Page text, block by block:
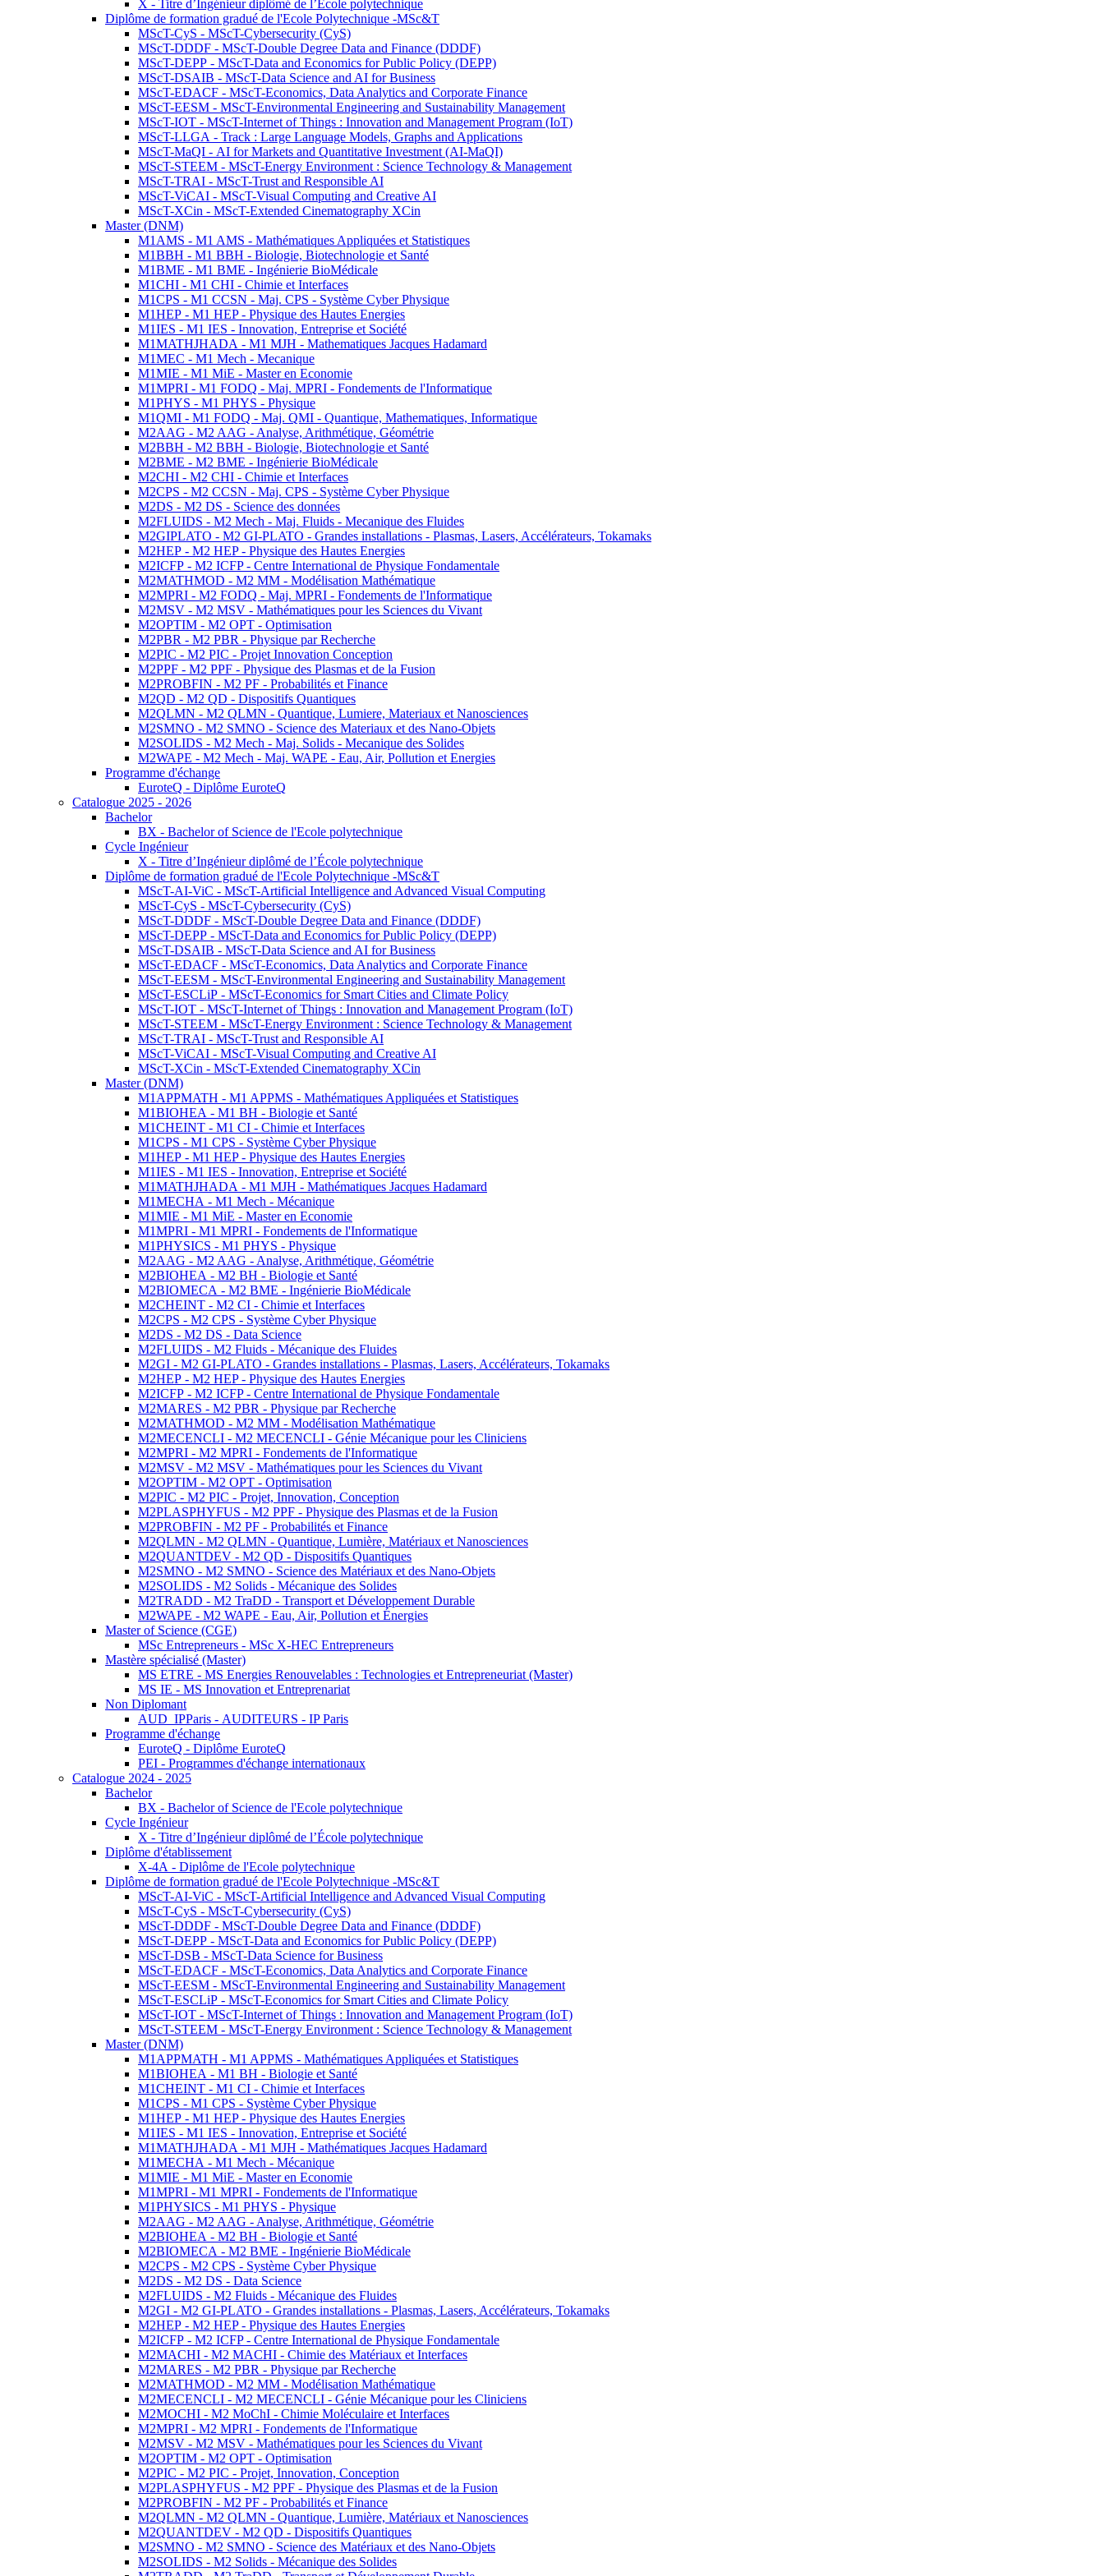
X - Titre d’Ingénieur diplômé de l’École polytechnique
Diplôme de formation gradué de l'Ecole Polytechnique -MSc&T
MScT-CyS - MScT-Cybersecurity (CyS)
MScT-DDDF - MScT-Double Degree Data and Finance (DDDF)
MScT-DEPP - MScT-Data and Economics for Public Policy (DEPP)
MScT-DSAIB - MScT-Data Science and AI for Business
MScT-EDACF - MScT-Economics, Data Analytics and Corporate Finance
MScT-EESM - MScT-Environmental Engineering and Sustainability Management
MScT-IOT - MScT-Internet of Things : Innovation and Management Program (IoT)
MScT-LLGA - Track : Large Language Models, Graphs and Applications
MScT-MaQI - AI for Markets and Quantitative Investment (AI-MaQI)
MScT-STEEM - MScT-Energy Environment : Science Technology & Management
MScT-TRAI - MScT-Trust and Responsible AI
MScT-ViCAI - MScT-Visual Computing and Creative AI
MScT-XCin - MScT-Extended Cinematography XCin
Master (DNM)
M1AMS - M1 AMS - Mathématiques Appliquées et Statistiques
M1BBH - M1 BBH - Biologie, Biotechnologie et Santé
M1BME - M1 BME - Ingénierie BioMédicale
M1CHI - M1 CHI - Chimie et Interfaces
M1CPS - M1 CCSN - Maj. CPS - Système Cyber Physique
M1HEP - M1 HEP - Physique des Hautes Energies
M1IES - M1 IES - Innovation, Entreprise et Société
M1MATHJHADA - M1 MJH - Mathematiques Jacques Hadamard
M1MEC - M1 Mech - Mecanique
M1MIE - M1 MiE - Master en Economie
M1MPRI - M1 FODQ - Maj. MPRI - Fondements de l'Informatique
M1PHYS - M1 PHYS - Physique
M1QMI - M1 FODQ - Maj. QMI - Quantique, Mathematiques, Informatique
M2AAG - M2 AAG - Analyse, Arithmétique, Géométrie
M2BBH - M2 BBH - Biologie, Biotechnologie et Santé
M2BME - M2 BME - Ingénierie BioMédicale
M2CHI - M2 CHI - Chimie et Interfaces
M2CPS - M2 CCSN - Maj. CPS - Système Cyber Physique
M2DS - M2 DS - Science des données
M2FLUIDS - M2 Mech - Maj. Fluids - Mecanique des Fluides
M2GIPLATO - M2 GI-PLATO - Grandes installations - Plasmas, Lasers, Accélérateurs, Tokamaks
M2HEP - M2 HEP - Physique des Hautes Energies
M2ICFP - M2 ICFP - Centre International de Physique Fondamentale
M2MATHMOD - M2 MM - Modélisation Mathématique
M2MPRI - M2 FODQ - Maj. MPRI - Fondements de l'Informatique
M2MSV - M2 MSV - Mathématiques pour les Sciences du Vivant
M2OPTIM - M2 OPT - Optimisation
M2PBR - M2 PBR - Physique par Recherche
M2PIC - M2 PIC - Projet Innovation Conception
M2PPF - M2 PPF - Physique des Plasmas et de la Fusion
M2PROBFIN - M2 PF - Probabilités et Finance
M2QD - M2 QD - Dispositifs Quantiques
M2QLMN - M2 QLMN - Quantique, Lumiere, Materiaux et Nanosciences
M2SMNO - M2 SMNO - Science des Materiaux et des Nano-Objets
M2SOLIDS - M2 Mech - Maj. Solids - Mecanique des Solides
M2WAPE - M2 Mech - Maj. WAPE - Eau, Air, Pollution et Energies
Programme d'échange
EuroteQ - Diplôme EuroteQ
Catalogue 2025 - 2026
Bachelor
BX - Bachelor of Science de l'Ecole polytechnique
Cycle Ingénieur
X - Titre d’Ingénieur diplômé de l’École polytechnique
Diplôme de formation gradué de l'Ecole Polytechnique -MSc&T
MScT-AI-ViC - MScT-Artificial Intelligence and Advanced Visual Computing
MScT-CyS - MScT-Cybersecurity (CyS)
MScT-DDDF - MScT-Double Degree Data and Finance (DDDF)
MScT-DEPP - MScT-Data and Economics for Public Policy (DEPP)
MScT-DSAIB - MScT-Data Science and AI for Business
MScT-EDACF - MScT-Economics, Data Analytics and Corporate Finance
MScT-EESM - MScT-Environmental Engineering and Sustainability Management
MScT-ESCLiP - MScT-Economics for Smart Cities and Climate Policy
MScT-IOT - MScT-Internet of Things : Innovation and Management Program (IoT)
MScT-STEEM - MScT-Energy Environment : Science Technology & Management
MScT-TRAI - MScT-Trust and Responsible AI
MScT-ViCAI - MScT-Visual Computing and Creative AI
MScT-XCin - MScT-Extended Cinematography XCin
Master (DNM)
M1APPMATH - M1 APPMS - Mathématiques Appliquées et Statistiques
M1BIOHEA - M1 BH - Biologie et Santé
M1CHEINT - M1 CI - Chimie et Interfaces
M1CPS - M1 CPS - Système Cyber Physique
M1HEP - M1 HEP - Physique des Hautes Energies
M1IES - M1 IES - Innovation, Entreprise et Société
M1MATHJHADA - M1 MJH - Mathématiques Jacques Hadamard
M1MECHA - M1 Mech - Mécanique
M1MIE - M1 MiE - Master en Economie
M1MPRI - M1 MPRI - Fondements de l'Informatique
M1PHYSICS - M1 PHYS - Physique
M2AAG - M2 AAG - Analyse, Arithmétique, Géométrie
M2BIOHEA - M2 BH - Biologie et Santé
M2BIOMECA - M2 BME - Ingénierie BioMédicale
M2CHEINT - M2 CI - Chimie et Interfaces
M2CPS - M2 CPS - Système Cyber Physique
M2DS - M2 DS - Data Science
M2FLUIDS - M2 Fluids - Mécanique des Fluides
M2GI - M2 GI-PLATO - Grandes installations - Plasmas, Lasers, Accélérateurs, Tokamaks
M2HEP - M2 HEP - Physique des Hautes Energies
M2ICFP - M2 ICFP - Centre International de Physique Fondamentale
M2MARES - M2 PBR - Physique par Recherche
M2MATHMOD - M2 MM - Modélisation Mathématique
M2MECENCLI - M2 MECENCLI - Génie Mécanique pour les Cliniciens
M2MPRI - M2 MPRI - Fondements de l'Informatique
M2MSV - M2 MSV - Mathématiques pour les Sciences du Vivant
M2OPTIM - M2 OPT - Optimisation
M2PIC - M2 PIC - Projet, Innovation, Conception
M2PLASPHYFUS - M2 PPF - Physique des Plasmas et de la Fusion
M2PROBFIN - M2 PF - Probabilités et Finance
M2QLMN - M2 QLMN - Quantique, Lumière, Matériaux et Nanosciences
M2QUANTDEV - M2 QD - Dispositifs Quantiques
M2SMNO - M2 SMNO - Science des Matériaux et des Nano-Objets
M2SOLIDS - M2 Solids - Mécanique des Solides
M2TRADD - M2 TraDD - Transport et Développement Durable
M2WAPE - M2 WAPE - Eau, Air, Pollution et Énergies
Master of Science (CGE)
MSc Entrepreneurs - MSc X-HEC Entrepreneurs
Mastère spécialisé (Master)
MS ETRE - MS Energies Renouvelables : Technologies et Entrepreneuriat (Master)
MS IE - MS Innovation et Entreprenariat
Non Diplomant
AUD_IPParis - AUDITEURS - IP Paris
Programme d'échange
EuroteQ - Diplôme EuroteQ
PEI - Programmes d'échange internationaux
Catalogue 2024 - 2025
Bachelor
BX - Bachelor of Science de l'Ecole polytechnique
Cycle Ingénieur
X - Titre d’Ingénieur diplômé de l’École polytechnique
Diplôme d'établissement
X-4A - Diplôme de l'Ecole polytechnique
Diplôme de formation gradué de l'Ecole Polytechnique -MSc&T
MScT-AI-ViC - MScT-Artificial Intelligence and Advanced Visual Computing
MScT-CyS - MScT-Cybersecurity (CyS)
MScT-DDDF - MScT-Double Degree Data and Finance (DDDF)
MScT-DEPP - MScT-Data and Economics for Public Policy (DEPP)
MScT-DSB - MScT-Data Science for Business
MScT-EDACF - MScT-Economics, Data Analytics and Corporate Finance
MScT-EESM - MScT-Environmental Engineering and Sustainability Management
MScT-ESCLiP - MScT-Economics for Smart Cities and Climate Policy
MScT-IOT - MScT-Internet of Things : Innovation and Management Program (IoT)
MScT-STEEM - MScT-Energy Environment : Science Technology & Management
Master (DNM)
M1APPMATH - M1 APPMS - Mathématiques Appliquées et Statistiques
M1BIOHEA - M1 BH - Biologie et Santé
M1CHEINT - M1 CI - Chimie et Interfaces
M1CPS - M1 CPS - Système Cyber Physique
M1HEP - M1 HEP - Physique des Hautes Energies
M1IES - M1 IES - Innovation, Entreprise et Société
M1MATHJHADA - M1 MJH - Mathématiques Jacques Hadamard
M1MECHA - M1 Mech - Mécanique
M1MIE - M1 MiE - Master en Economie
M1MPRI - M1 MPRI - Fondements de l'Informatique
M1PHYSICS - M1 PHYS - Physique
M2AAG - M2 AAG - Analyse, Arithmétique, Géométrie
M2BIOHEA - M2 BH - Biologie et Santé
M2BIOMECA - M2 BME - Ingénierie BioMédicale
M2CPS - M2 CPS - Système Cyber Physique
M2DS - M2 DS - Data Science
M2FLUIDS - M2 Fluids - Mécanique des Fluides
M2GI - M2 GI-PLATO - Grandes installations - Plasmas, Lasers, Accélérateurs, Tokamaks
M2HEP - M2 HEP - Physique des Hautes Energies
M2ICFP - M2 ICFP - Centre International de Physique Fondamentale
M2MACHI - M2 MACHI - Chimie des Matériaux et Interfaces
M2MARES - M2 PBR - Physique par Recherche
M2MATHMOD - M2 MM - Modélisation Mathématique
M2MECENCLI - M2 MECENCLI - Génie Mécanique pour les Cliniciens
M2MOCHI - M2 MoChI - Chimie Moléculaire et Interfaces
M2MPRI - M2 MPRI - Fondements de l'Informatique
M2MSV - M2 MSV - Mathématiques pour les Sciences du Vivant
M2OPTIM - M2 OPT - Optimisation
M2PIC - M2 PIC - Projet, Innovation, Conception
M2PLASPHYFUS - M2 PPF - Physique des Plasmas et de la Fusion
M2PROBFIN - M2 PF - Probabilités et Finance
M2QLMN - M2 QLMN - Quantique, Lumière, Matériaux et Nanosciences
M2QUANTDEV - M2 QD - Dispositifs Quantiques
M2SMNO - M2 SMNO - Science des Matériaux et des Nano-Objets
M2SOLIDS - M2 Solids - Mécanique des Solides